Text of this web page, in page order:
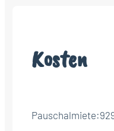
Kosten
Pauschalmiete: